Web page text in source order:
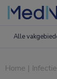
Alle
Home |